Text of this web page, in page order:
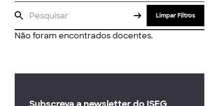
Limpar Filtros
Não foram encontrados docentes.